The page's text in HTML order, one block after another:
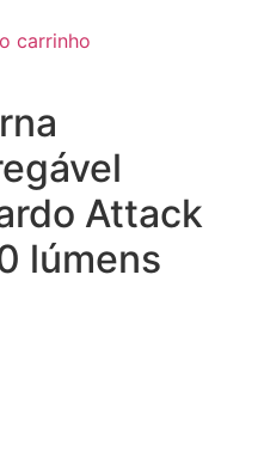
carrinho
Attack
lúmens